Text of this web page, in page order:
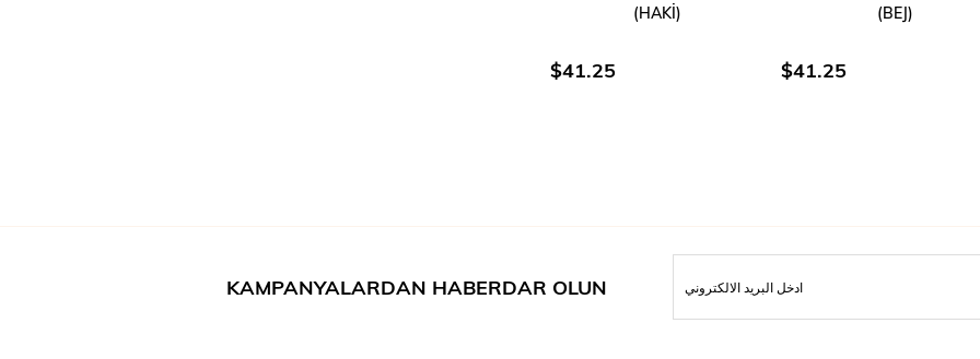
اضافة الى العربة
(HAKİ)
$41.25
(BEJ)
$41.25
KAMPANYALARDAN HABERDAR OLUN